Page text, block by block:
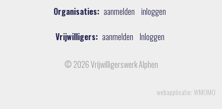
Organisaties: aanmelden inloggen
Vrijwilligers: aanmelden Inloggen
© 2026 Vrijwilligerswerk Alphen
webapplicatie: WMOMO